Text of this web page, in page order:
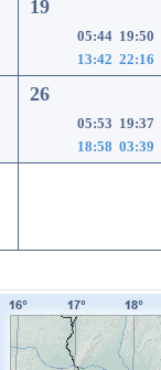
19
05:44 19:50
13:42 22:16
26
05:53 19:37
18:58 03:39